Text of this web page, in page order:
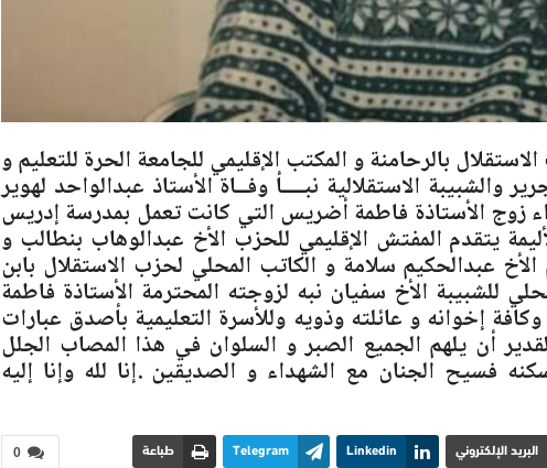
بالرحامنة و المكتب الإقليمي للجامعة الحرة للتعليم و
الاستقلالية نبــــأ وفــاة الأستاذ عبدالواحد لهوير
زوج الأستاذة فاطمة أضريس التي كانت تعمل بمدرسة إدريس
يتقدم المفتش الإقليمي للحزب الأخ عبدالوهاب بنطالب و
الأخ عبدالحكيم سلامة و الكاتب المحلي لحزب الاستقلال بابن
للشبيبة الأخ سفيان نبه لزوجته المحترمة الأستاذة فاطمة
إخوانه و عائلته وذويه وللأسرة التعليمية بأصدق عبارات
أن يلهم الجميع الصبر و السلوان في هذا المصاب الجلل
فسيح الجنان مع الشهداء و الصديقين .إنا لله وإنا إليه
0 البريد الإلكتروني Linkedin
Telegram طباعة